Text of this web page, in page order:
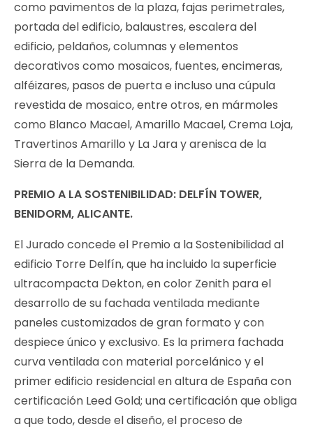
como pavimentos de la plaza, fajas perimetrales,
portada del edificio, balaustres, escalera del
edificio, peldaños, columnas y elementos
decorativos como mosaicos, fuentes, encimeras,
alféizares, pasos de puerta e incluso una cúpula
revestida de mosaico, entre otros, en mármoles
como Blanco Macael, Amarillo Macael, Crema Loja,
Travertinos Amarillo y La Jara y arenisca de la
Sierra de la Demanda.
PREMIO A LA SOSTENIBILIDAD: DELFÍN TOWER,
BENIDORM, ALICANTE.
El Jurado concede el Premio a la Sostenibilidad al
edificio Torre Delfín, que ha incluido la superficie
ultracompacta Dekton, en color Zenith para el
desarrollo de su fachada ventilada mediante
paneles customizados de gran formato y con
despiece único y exclusivo. Es la primera fachada
curva ventilada con material porcelánico y el
primer edificio residencial en altura de España con
certificación Leed Gold; una certificación que obliga
a que todo, desde el diseño, el proceso de